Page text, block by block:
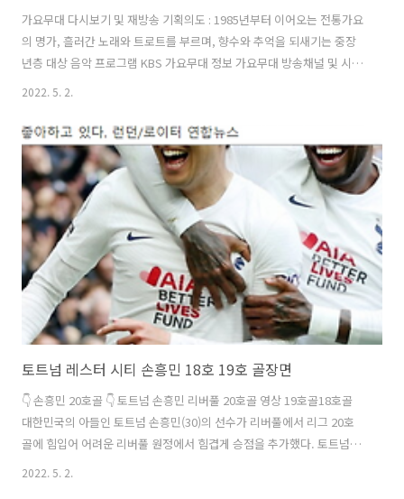
가요무대 다시보기 및 재방송 기획의도 : 1985년부터 이어오는 전통가요
의 명가, 흘러간 노래와 트로트를 부르며, 향수와 추억을 되새기는 중장
년층 대상 음악 프로그램 KBS 가요무대 정보 가요무대 방송채널 및 시간
KBS 1TV 22:00 (월) 가요무대 방청 문의 바로가기 가요무대 희망곡 신청
가기 🎁 추억에 가요무대 음반 보러 가기 🎁 그 외 다른 공중파 다시보기
및 재 방송 보는법 공중파 지상파 종편 실시간 보는법 공중파 지상파 TV
중계 실시간 무료 보기 페이지 입니다. 아래 지상파 방송사 로고를 클릭
하시면 바로 실시간 무료 보기를 할수 있습니다. 토트넘 손흥민 축구 실
시간 보기 경기 중계 및 요약 경 charry9.charry3...
2022. 5. 2.
토트넘 레스터 시티 손흥민 18호 19호 골장면
👇 손흥민 20호골 👇 토트넘 손흥민 리버풀 20호골 영상 19호골18호골
대한민국의 아들인 토트넘 손흥민(30)의 선수가 리버풀에서 리그 20호
골에 힘입어 어려운 리버풀 원정에서 힘겹게 승점을 추가했다. 토트넘은
8일(한국시간) 영국 리버풀의 안필드에서 열린 charry3.com 대한민국
2022. 5. 2.